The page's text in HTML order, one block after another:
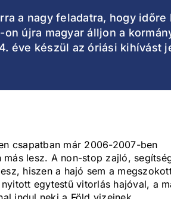
a nagy feladatra, hogy
újra magyar álljon a
éve készül az óriási kihívást
csapatban már 2006-2007-ben
lesz. A non-stop zajló,
hiszen a hajó sem a
egytestű vitorlás hajóval, a